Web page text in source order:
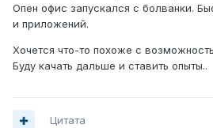
Опен офис запускался с болванки.
и приложений.
Хочется что-то похоже с
Буду качать дальше и ставить опыты..
Цитата